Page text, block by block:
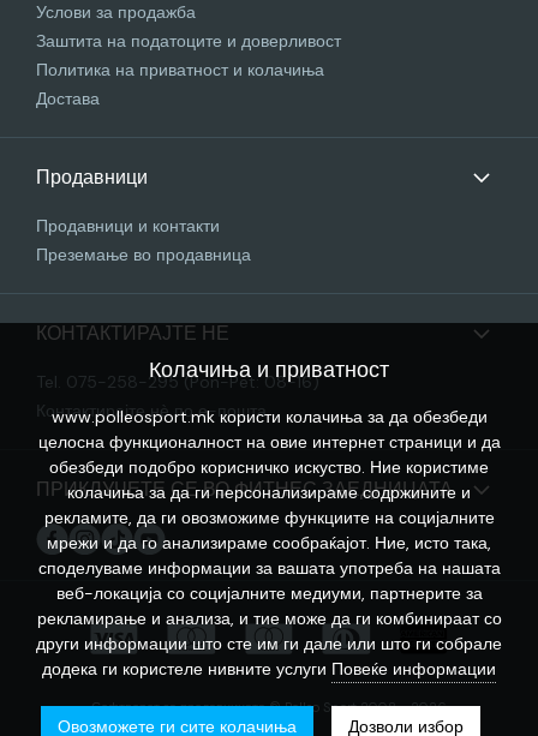
Услови за продажба
Заштита на податоците и доверливост
Политика на приватност и колачиња
Достава
Продавници
Продавници и контакти
Преземање во продавница
КОНТАКТИРАЈТЕ НЕ
Tel. 075-258-295 (Pon-Pet: 08-16)
Контактирајте нѐ по е-пошта
ПРИКЛУЧЕТЕ СЕ ВО ФИТНЕС ЗАЕДНИЦАТА
Софтверот за продавницата © Polleo Sport 2008 - 2026
Колачиња и приватност
www.polleosport.mk користи колачиња за да обезбеди
целосна функционалност на овие интернет страници и да
обезбеди подобро корисничко искуство. Ние користиме
колачиња за да ги персонализираме содржините и
рекламите, да ги овозможиме функциите на социјалните
мрежи и да го анализираме сообраќајот. Ние, исто така,
споделуваме информации за вашата употреба на нашата
веб-локација со социјалните медиуми, партнерите за
рекламирање и анализа, и тие може да ги комбинираат со
други информации што сте им ги дале или што ги собрале
додека ги користеле нивните услуги Повеќе информации
Овозможете ги сите колачиња Дозволи избор